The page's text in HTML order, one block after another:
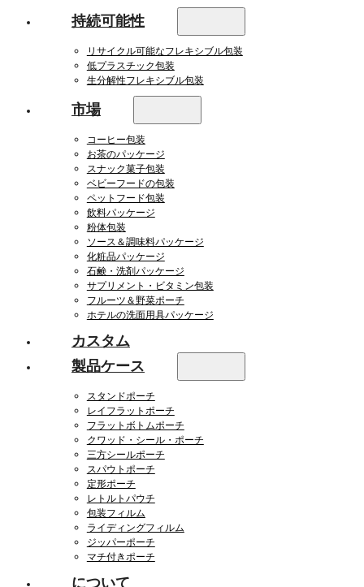
持続可能性
リサイクル可能なフレキシブル包装
低プラスチック包装
生分解性フレキシブル包装
市場
コーヒー包装
お茶のパッケージ
スナック菓子包装
ベビーフードの包装
ペットフード包装
飲料パッケージ
粉体包装
ソース＆調味料パッケージ
化粧品パッケージ
石鹸・洗剤パッケージ
サプリメント・ビタミン包装
フルーツ＆野菜ポーチ
ホテルの洗面用具パッケージ
カスタム
製品ケース
スタンドポーチ
レイフラットポーチ
フラットボトムポーチ
クワッド・シール・ポーチ
三方シールポーチ
スパウトポーチ
定形ポーチ
レトルトパウチ
包装フィルム
ライディングフィルム
ジッパーポーチ
マチ付きポーチ